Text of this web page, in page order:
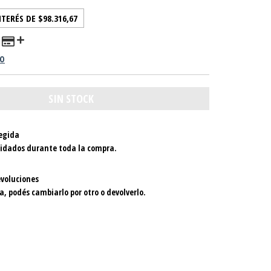
DE $98.316,67
durante toda la compra.
podés cambiarlo por otro o devolverlo.